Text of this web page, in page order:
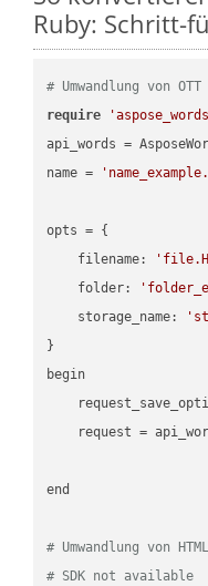
Ruby: Schritt-
# Umwandlung von OTT
require
api_words =
name =
opts = {
    filename:
    folder:
    storage_name:
}
begin
request =
end
# Umwandlung von
# SDK not available